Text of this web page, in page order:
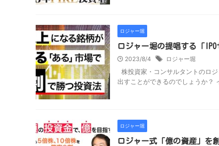
ロジャー堀
ロジャー堀の提唱する「
2023/8/4 ロジャー堀
株投資家・コンサルタントのロ
出すことができるのでしょうか？
ロジャー堀
ロジャー式「億の資産」を